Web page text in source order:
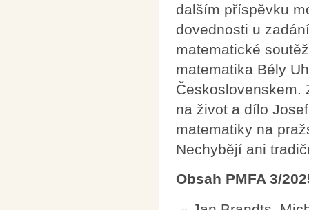
dalším příspěvku
dovednosti u
matematické
matematika Bély
Československem.
na život a dílo
matematiky na
Nechybějí ani
Obsah PMFA 3/